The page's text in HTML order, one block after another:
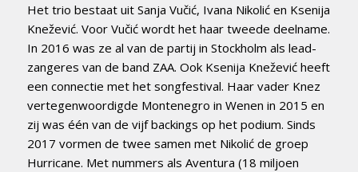
Het trio bestaat uit Sanja Vučić, Ivana Nikolić en Ksenija
Knežević. Voor Vučić wordt het haar tweede deelname.
In 2016 was ze al van de partij in Stockholm als lead-
zangeres van de band ZAA. Ook Ksenija Knežević heeft
een connectie met het songfestival. Haar vader Knez
vertegenwoordigde Montenegro in Wenen in 2015 en
zij was één van de vijf backings op het podium. Sinds
2017 vormen de twee samen met Nikolić de groep
Hurricane. Met nummers als Aventura (18 miljoen